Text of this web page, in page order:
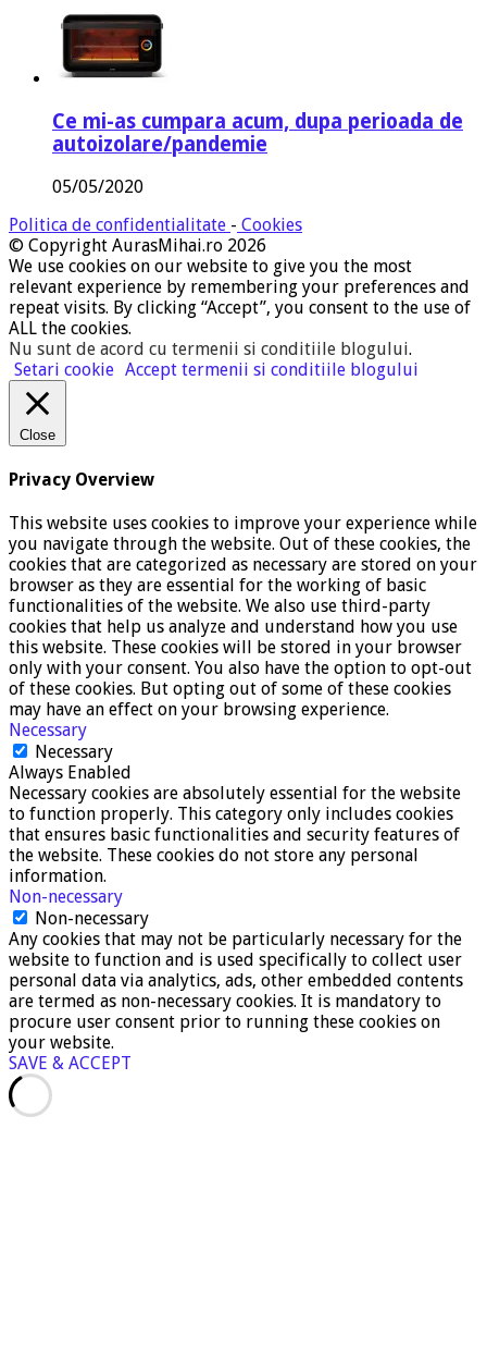
Ce mi-as cumpara acum, dupa perioada de
autoizolare/pandemie
05/05/2020
Politica de confidentialitate - Cookies
© Copyright AurasMihai.ro 2026
We use cookies on our website to give you the most
relevant experience by remembering your preferences and
repeat visits. By clicking “Accept”, you consent to the use of
ALL the cookies.
Nu sunt de acord cu termenii si conditiile blogului.
Setari cookie Accept termenii si conditiile blogului
Close
Privacy Overview
This website uses cookies to improve your experience while
you navigate through the website. Out of these cookies, the
cookies that are categorized as necessary are stored on your
browser as they are essential for the working of basic
functionalities of the website. We also use third-party
cookies that help us analyze and understand how you use
this website. These cookies will be stored in your browser
only with your consent. You also have the option to opt-out
of these cookies. But opting out of some of these cookies
may have an effect on your browsing experience.
Necessary
Necessary
Always Enabled
Necessary cookies are absolutely essential for the website
to function properly. This category only includes cookies
that ensures basic functionalities and security features of
the website. These cookies do not store any personal
information.
Non-necessary
Non-necessary
Any cookies that may not be particularly necessary for the
website to function and is used specifically to collect user
personal data via analytics, ads, other embedded contents
are termed as non-necessary cookies. It is mandatory to
procure user consent prior to running these cookies on
your website.
SAVE & ACCEPT